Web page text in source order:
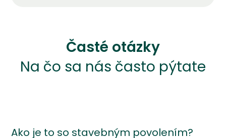
Časté otázky
Na čo sa nás často pýtate
Ako je to so stavebným povolením?